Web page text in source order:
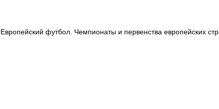
Европейский футбол. Чемпионаты и первенства европейских